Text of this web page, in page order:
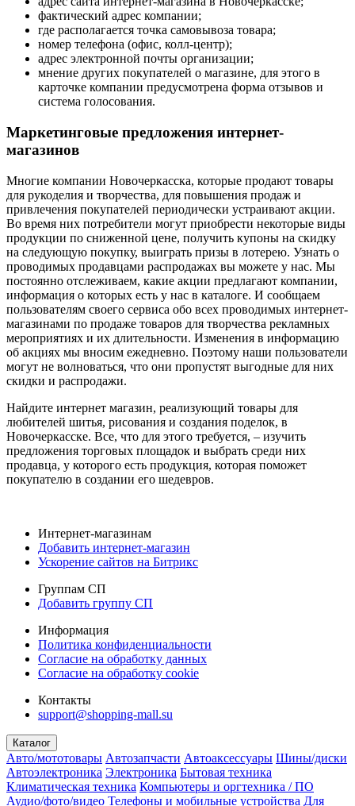
фактический адрес компании;
где располагается точка самовывоза товара;
номер телефона (офис, колл-центр);
адрес электронной почты организации;
мнение других покупателей о магазине, для этого в
карточке компании предусмотрена форма отзывов и
система голосования.
Маркетинговые предложения интернет-
магазинов
Многие компании Новочеркасска, которые продают товары
для рукоделия и творчества, для повышения продаж и
привлечения покупателей периодически устраивают акции.
Во время них потребители могут приобрести некоторые виды
продукции по сниженной цене, получить купоны на скидку
на следующую покупку, выиграть призы в лотерею. Узнать о
проводимых продавцами распродажах вы можете у нас. Мы
постоянно отслеживаем, какие акции предлагают компании,
информация о которых есть у нас в каталоге. И сообщаем
пользователям своего сервиса обо всех проводимых интернет-
магазинами по продаже товаров для творчества рекламных
мероприятиях и их длительности. Изменения в информацию
об акциях мы вносим ежедневно. Поэтому наши пользователи
могут не волноваться, что они пропустят выгодные для них
скидки и распродажи.
Найдите интернет магазин, реализующий товары для
любителей шитья, рисования и создания поделок, в
Новочеркасске. Все, что для этого требуется, – изучить
предложения торговых площадок и выбрать среди них
продавца, у которого есть продукция, которая поможет
покупателю в создании его шедевров.
Интернет-магазинам
Добавить интернет-магазин
Ускорение сайтов на Битрикс
Группам СП
Добавить группу СП
Информация
Политика конфиденциальности
Согласие на обработку данных
Согласие на обработку cookie
Контакты
support@shopping-mall.su
Каталог
Авто/мототовары Автозапчасти Автоаксессуары Шины/диски
Автоэлектроника Электроника Бытовая техника
Климатическая техника Компьютеры и оргтехника / ПО
Аудио/фото/видео Телефоны и мобильные устройства Для